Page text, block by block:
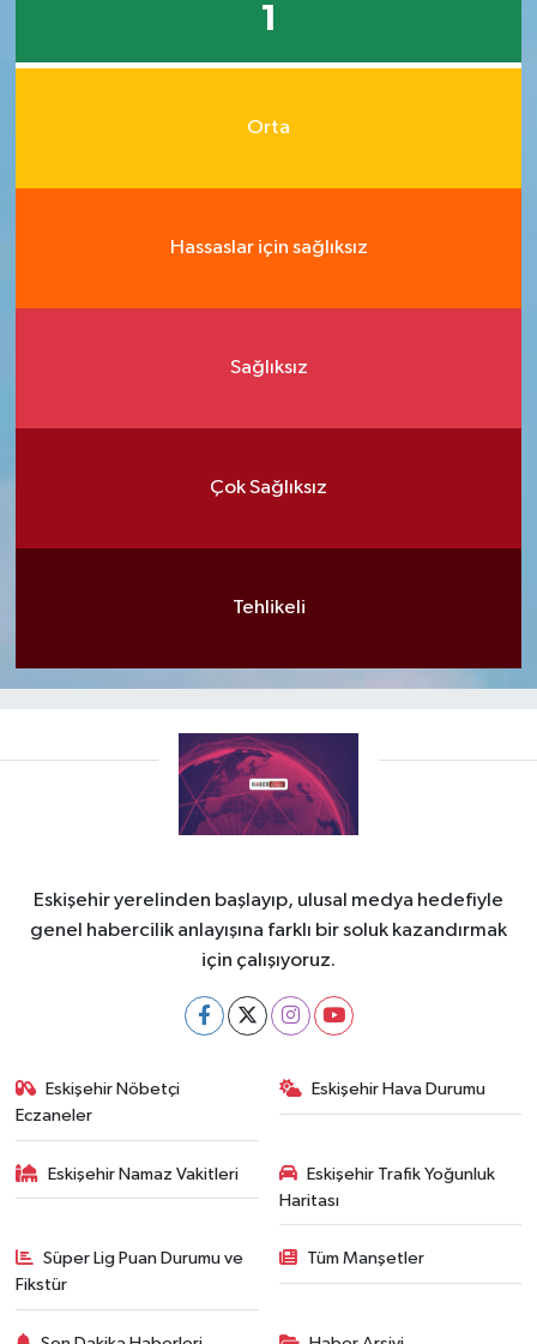
1
Orta
Hassaslar için sağlıksız
Sağlıksız
Çok Sağlıksız
Tehlikeli
Eskişehir yerelinden başlayıp, ulusal medya hedefiyle
genel habercilik anlayışına farklı bir soluk kazandırmak
için çalışıyoruz.
Eskişehir Nöbetçi
Eczaneler
Eskişehir Hava Durumu
Eskişehir Namaz Vakitleri
Eskişehir Trafik Yoğunluk
Haritası
Süper Lig Puan Durumu ve
Fikstür
Tüm Manşetler